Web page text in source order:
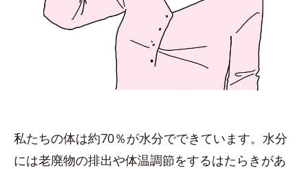
私たちの体は約70％が水分でできています。水分
には老廃物の排出や体温調節をするはたらきがあ